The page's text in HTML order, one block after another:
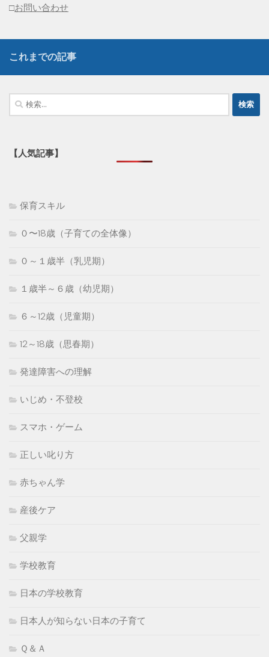
□お問い合わせ
これまでの記事
検
索:
【人気記事】
保育スキル
０〜18歳（子育ての全体像）
０～１歳半（乳児期）
１歳半～６歳（幼児期）
６～12歳（児童期）
12～18歳（思春期）
発達障害への理解
いじめ・不登校
スマホ・ゲーム
正しい叱り方
赤ちゃん学
産後ケア
父親学
学校教育
日本の学校教育
日本人が知らない日本の子育て
Ｑ＆Ａ